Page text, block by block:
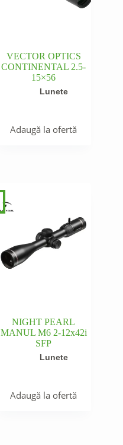
VECTOR OPTICS
CONTINENTAL 2.5-
15×56
Lunete
Adaugă la ofertă
NIGHT PEARL
MANUL M6 2-12x42i
SFP
Lunete
Adaugă la ofertă